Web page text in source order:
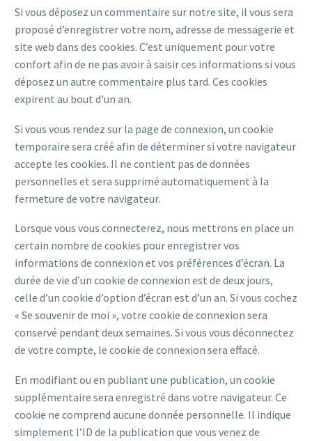
Si vous déposez un commentaire sur notre site, il vous sera
proposé d’enregistrer votre nom, adresse de messagerie et
site web dans des cookies. C’est uniquement pour votre
confort afin de ne pas avoir à saisir ces informations si vous
déposez un autre commentaire plus tard. Ces cookies
expirent au bout d’un an.
Si vous vous rendez sur la page de connexion, un cookie
temporaire sera créé afin de déterminer si votre navigateur
accepte les cookies. Il ne contient pas de données
personnelles et sera supprimé automatiquement à la
fermeture de votre navigateur.
Lorsque vous vous connecterez, nous mettrons en place un
certain nombre de cookies pour enregistrer vos
informations de connexion et vos préférences d’écran. La
durée de vie d’un cookie de connexion est de deux jours,
celle d’un cookie d’option d’écran est d’un an. Si vous cochez
« Se souvenir de moi », votre cookie de connexion sera
conservé pendant deux semaines. Si vous vous déconnectez
de votre compte, le cookie de connexion sera effacé.
En modifiant ou en publiant une publication, un cookie
supplémentaire sera enregistré dans votre navigateur. Ce
cookie ne comprend aucune donnée personnelle. Il indique
simplement l’ID de la publication que vous venez de